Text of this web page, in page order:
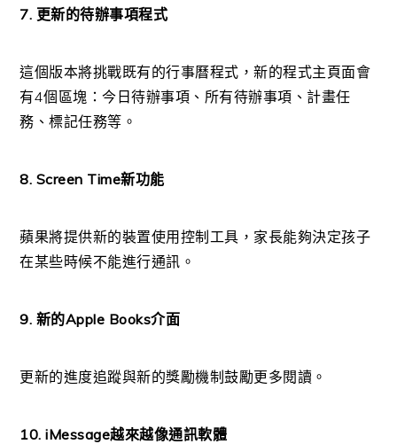
7. 更新的待辦事項程式
這個版本將挑戰既有的行事曆程式，新的程式主頁面會
有4個區塊：今日待辦事項、所有待辦事項、計畫任
務、標記任務等。
8. Screen Time新功能
蘋果將提供新的裝置使用控制工具，家長能夠決定孩子
在某些時候不能進行通訊。
9. 新的Apple Books介面
更新的進度追蹤與新的獎勵機制鼓勵更多閱讀。
10. iMessage越來越像通訊軟體